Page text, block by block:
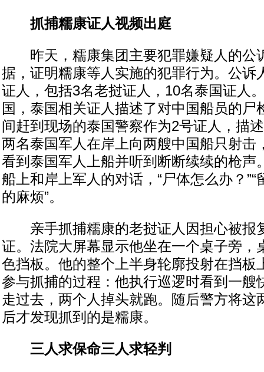
抓捕糯康证人视频出庭
昨天，糯康集团主要犯罪嫌疑人的公
据，证明糯康等人实施的犯罪行为。公诉
证人，包括3名老挝证人，10名泰国证人
国，泰国相关证人描述了对中国船员的尸
间赶到现场的泰国警察作为2号证人，描
两名泰国军人在岸上向两艘中国船只射击
看到泰国军人上船并听到断断续续的枪声
船上和岸上军人的对话，“尸体怎么办？
的麻烦”。
亲手抓捕糯康的老挝证人因担心被报
证。法院大屏幕显示他坐在一个桌子旁，
色挡板。他的整个上半身轮廓投射在挡板
参与抓捕的过程：他执行巡逻时看到一艘
走过去，两个人掉头就跑。随后警方将这
后才发现抓到的是糯康。
三人求保命三人求轻判